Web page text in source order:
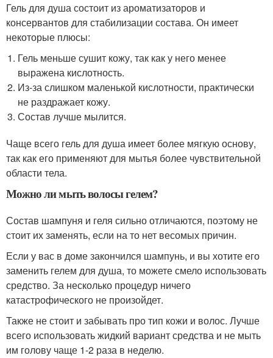
Гель для душа состоит из ароматизаторов и
консервантов для стабилизации состава. Он имеет
некоторые плюсы:
Гель меньше сушит кожу, так как у него менее
выражена кислотность.
Из-за слишком маленькой кислотности, практически
не раздражает кожу.
Состав лучше мылится.
Чаще всего гель для душа имеет более мягкую основу,
так как его применяют для мытья более чувствительной
области тела.
Можно ли мыть волосы гелем?
Состав шампуня и геля сильно отличаются, поэтому не
стоит их заменять, если на то нет весомых причин.
Если у вас в доме закончился шампунь, и вы хотите его
заменить гелем для душа, то можете смело использовать
средство. За несколько процедур ничего
катастрофического не произойдет.
Также не стоит и забывать про тип кожи и волос. Лучше
всего использовать жидкий вариант средства и не мыть
им голову чаще 1-2 раза в неделю.